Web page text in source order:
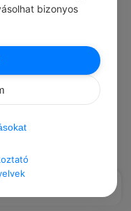
bizonyos